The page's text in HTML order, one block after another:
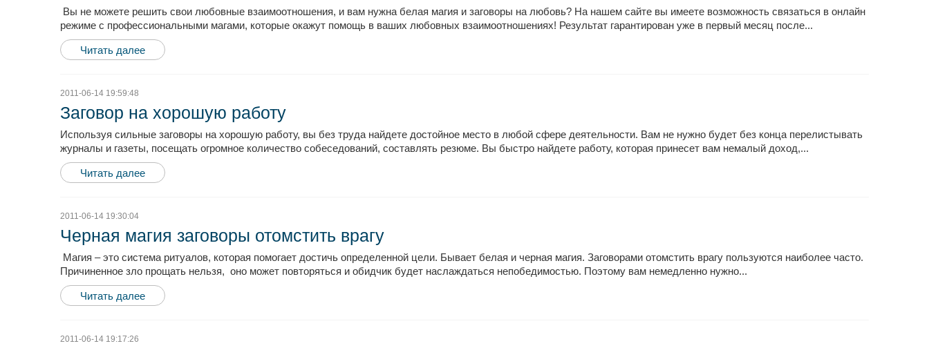
Вы не можете решить свои любовные взаимоотношения, и вам нужна белая магия и заговоры на любовь? На нашем сайте вы имеете возможность связаться в онлайн
режиме с профессиональными магами, которые окажут помощь в ваших любовных взаимоотношениях! Результат гарантирован уже в первый месяц после...
Читать далее
2011-06-14 19:59:48
Заговор на хорошую работу
Используя сильные заговоры на хорошую работу, вы без труда найдете достойное место в любой сфере деятельности. Вам не нужно будет без конца перелистывать
журналы и газеты, посещать огромное количество собеседований, составлять резюме. Вы быстро найдете работу, которая принесет вам немалый доход,...
Читать далее
2011-06-14 19:30:04
Черная магия заговоры отомстить врагу
Магия – это система ритуалов, которая помогает достичь определенной цели. Бывает белая и черная магия. Заговорами отомстить врагу пользуются наиболее часто.
Причиненное зло прощать нельзя, оно может повторяться и обидчик будет наслаждаться непобедимостью. Поэтому вам немедленно нужно...
Читать далее
2011-06-14 19:17:26